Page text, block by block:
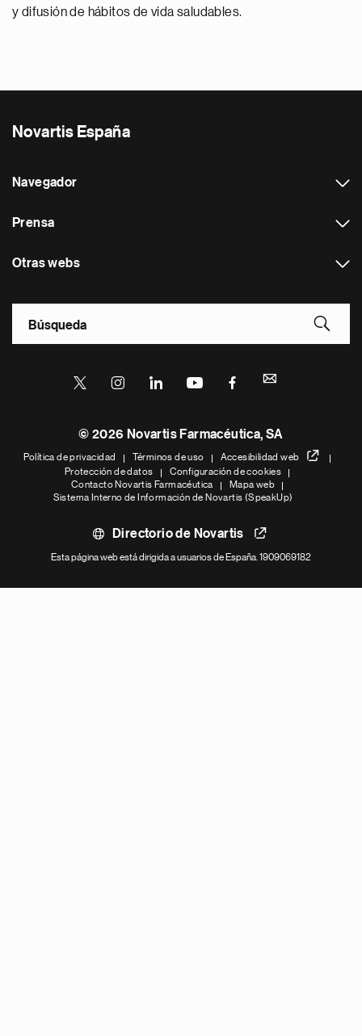
y difusión de hábitos de vida saludables.
Novartis España
Navegador
Prensa
Otras webs
© 2026 Novartis Farmacéutica, SA
Política de privacidad Términos de uso
Accesibilidad web
Protección de datos
Configuración de cookies
Contacto Novartis Farmacéutica
Mapa web
Sistema Interno de Información de Novartis (SpeakUp)
Directorio de Novartis
Esta página web está dirigida a usuarios de España. 1909069182